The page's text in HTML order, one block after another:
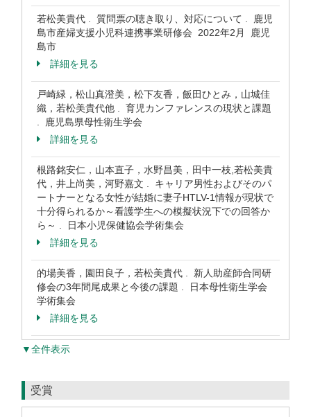
若松美貴代 . 質問票の聴き取り、対応について . 鹿児
島市産婦支援小児科連携事業研修会 2022年2月 鹿児
島市
詳細を見る
戸崎緑，松山真澄美，松下友香，飯田ひとみ，山城佳
織，若松美貴代他 . 育児カンファレンスの現状と課題
. 鹿児島県母性衛生学会
詳細を見る
根路銘安仁，山本直子，水野昌美，田中一枝,若松美貴
代，井上尚美，河野嘉文 . キャリア男性およびそのパ
ートナーとなる女性が結婚に妻子HTLV-1情報が現状で
十分得られるか～看護学生への模擬状況下での回答か
ら～ . 日本小児保健協会学術集会
詳細を見る
的場美香，園田良子，若松美貴代 . 新人助産師合同研
修会の3年間尾成果と今後の課題 . 日本母性衛生学会
学術集会
詳細を見る
▼全件表示
受賞